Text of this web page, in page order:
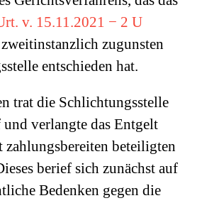
v. 15.11.2021 − 2 U
zugunsten
entschieden hat.
trat die Schlichtungsstelle
verlangte das Entgelt
beteiligten
berief sich zunächst auf
Bedenken gegen die